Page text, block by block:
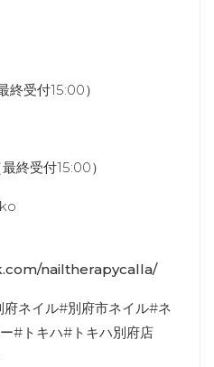
受付15:00）
終受付15:00）
nailtherapycalla/
ネイル#別府市ネイル#ネ
#トキハ#トキハ別府店